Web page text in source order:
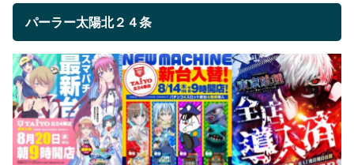
パーラー太陽北２４条